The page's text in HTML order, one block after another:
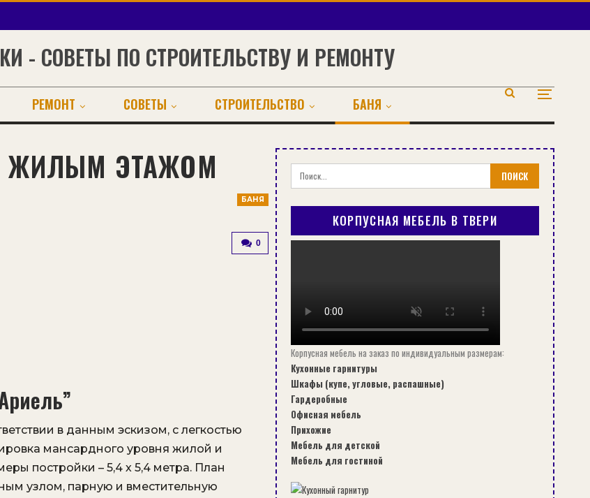
- СОВЕТЫ ПО СТРОИТЕЛЬСТВУ И РЕМОНТУ
РЕМОНТ СОВЕТЫ СТРОИТЕЛЬСТВО БАНЯ
ЖИЛЫМ ЭТАЖОМ
БАНЯ
0
в данным эскизом, с легкостью
мансардного уровня жилой и
постройки – 5,4 х 5,4 метра. План
узлом, парную и вместительную
КОРПУСНАЯ МЕБЕЛЬ В ТВЕРИ
Корпусная мебель на заказ по индивидуальным размерам:
Кухонные гарнитуры
Шкафы (купе, угловые, распашные)
Гардеробные
Офисная мебель
Прихожие
Мебель для детской
Мебель для гостиной